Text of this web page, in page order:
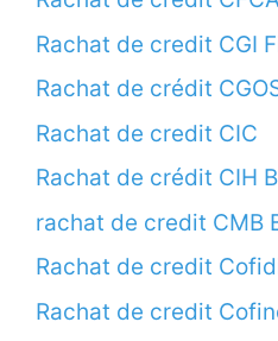
Rachat de credit CGI
Rachat de crédit
Rachat de credit CIC
Rachat de crédit CIH
rachat de credit CMB
Rachat de credit
Rachat de credit